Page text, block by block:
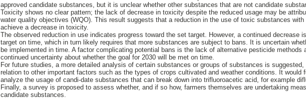
approved candidate substances, but it is unclear whether other substances that are not candidate
Toxicity shows no clear pattern; the lack of decrease in toxicity despite the reduced usage may be
water quality objectives (WQO). This result suggests that a reduction in the use of toxic substances with
achieve a decrease in toxicity.
The observed reduction in use indicates progress toward the set target. However, a continued decrease
target on time, which in turn likely requires that more substances are subject to bans. It is uncertain
be implemented in time. A factor complicating potential bans is the lack of alternative pesticide
continued uncertainty about whether the goal for 2030 will be met on time.
For future studies, a more detailed analysis of certain substances or groups of substances is
relation to other important factors such as the types of crops cultivated and weather conditions. It would
analyze the usage of candi-date substances that can break down into trifluoroacetic acid, for example
Finally, a survey is proposed to assess whether, and if so how, farmers themselves are undertaking
candidate substances.